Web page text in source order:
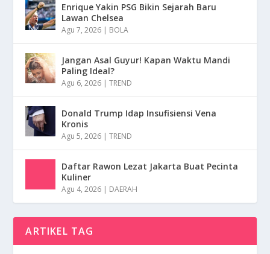
Enrique Yakin PSG Bikin Sejarah Baru
Lawan Chelsea
Agu 7, 2026 | BOLA
Jangan Asal Guyur! Kapan Waktu Mandi
Paling Ideal?
Agu 6, 2026 |TREND
Donald Trump Idap Insufisiensi Vena
Kronis
Agu 5, 2026 |TREND
Daftar Rawon Lezat Jakarta Buat Pecinta
Kuliner
Agu 4, 2026 | DAERAH
ARTIKEL TAG